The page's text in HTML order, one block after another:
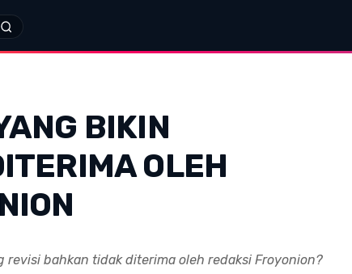
BIKIN
OLEH
bahkan tidak diterima oleh redaksi Froyonion?